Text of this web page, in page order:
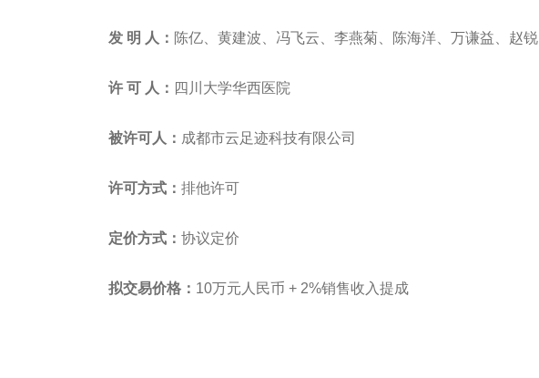
发 明 人： 陈亿、黄建波、冯飞云、李燕菊、陈海洋、万谦益、赵锐
许 可 人： 四川大学华西医院
被许可人： 成都市云足迹科技有限公司
许可方式： 排他许可
定价方式： 协议定价
拟交易价格： 10万元人民币 + 2%销售收入提成